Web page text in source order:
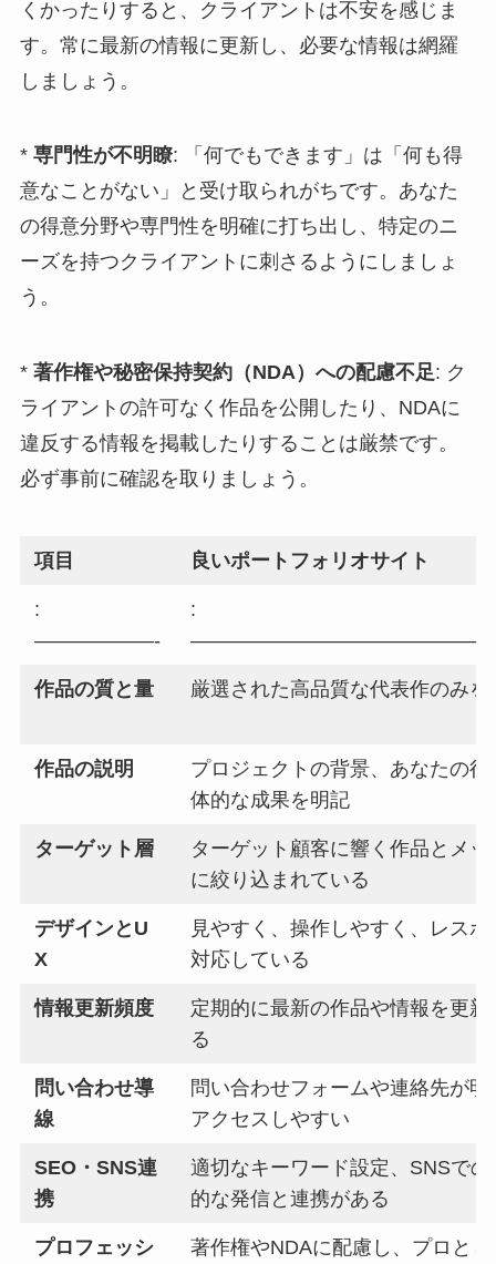
くかったりすると、クライアントは不安を感じま
す。常に最新の情報に更新し、必要な情報は網羅
しましょう。
* 専門性が不明瞭: 「何でもできます」は「何も得
意なことがない」と受け取られがちです。あなた
の得意分野や専門性を明確に打ち出し、特定のニ
ーズを持つクライアントに刺さるようにしましょ
う。
* 著作権や秘密保持契約（NDA）への配慮不足: ク
ライアントの許可なく作品を公開したり、NDAに
違反する情報を掲載したりすることは厳禁です。
必ず事前に確認を取りましょう。
項目 良いポートフォリオサイト
:
——————-
:
作品の質と量 厳選された高品質な代表作のみを
作品の説明
プロジェクトの背景、あなたの役
体的な成果を明記
ターゲット層
ターゲット顧客に響く作品とメッ
に絞り込まれている
デザインとU
X
見やすく、操作しやすく、レスポ
対応している
情報更新頻度
定期的に最新の作品や情報を更新
る
問い合わせ導
線
問い合わせフォームや連絡先が明
アクセスしやすい
SEO・SNS連
携
適切なキーワード設定、SNSでの
的な発信と連携がある
プロフェッシ
著作権やNDAに配慮し、プロと